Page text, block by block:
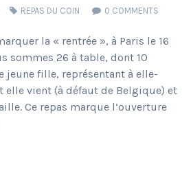
REPAS DU COIN 0 COMMENTS
la « rentrée », à Paris le 16
sommes 26 à table, dont 10
jeune fille, représentant à elle-
elle vient (à défaut de Belgique) et
Ce repas marque l’ouverture